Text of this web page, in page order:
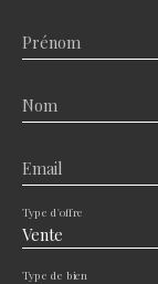
Prénom
Nom
Email
Vente
Type d'offre
Type de bien